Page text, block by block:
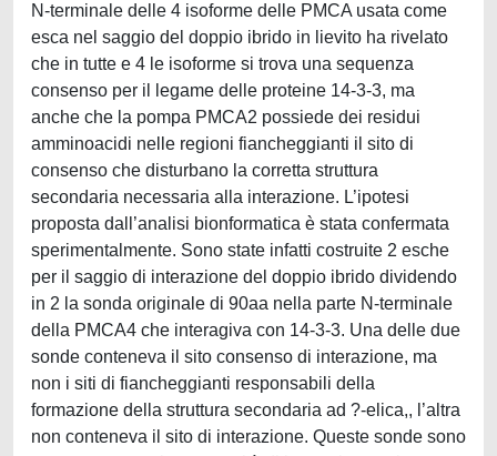
N-terminale delle 4 isoforme delle PMCA usata come
esca nel saggio del doppio ibrido in lievito ha rivelato
che in tutte e 4 le isoforme si trova una sequenza
consenso per il legame delle proteine 14-3-3, ma
anche che la pompa PMCA2 possiede dei residui
amminoacidi nelle regioni fiancheggianti il sito di
consenso che disturbano la corretta struttura
secondaria necessaria alla interazione. L’ipotesi
proposta dall’analisi bionformatica è stata confermata
sperimentalmente. Sono state infatti costruite 2 esche
per il saggio di interazione del doppio ibrido dividendo
in 2 la sonda originale di 90aa nella parte N-terminale
della PMCA4 che interagiva con 14-3-3. Una delle due
sonde conteneva il sito consenso di interazione, ma
non i siti di fiancheggianti responsabili della
formazione della struttura secondaria ad ?-elica,, l’altra
non conteneva il sito di interazione. Queste sonde sono